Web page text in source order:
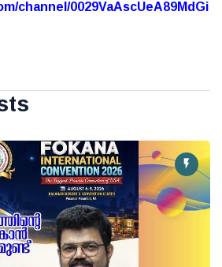
channel/0029VaAscUeA89MdGi